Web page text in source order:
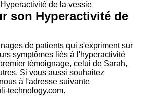
son Hyperactivité de
de patients qui s'expriment sur
symptômes liés à l'hyperactivité
témoignage, celui de Sarah,
Si vous aussi souhaitez
à l'adresse suivante
technology.com.